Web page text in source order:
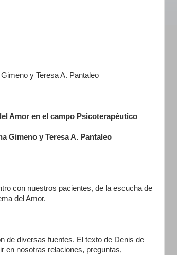
y Teresa A. Pantaleo
Amor en el campo Psicoterapéutico
Gimeno y Teresa A. Pantaleo
con nuestros pacientes, de la escucha de
del Amor.
de diversas fuentes. El texto de Denis de
en nosotras relaciones, preguntas,